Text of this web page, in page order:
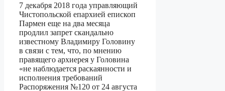
7 декабря 2018 года управляющий
Чистопольской епархией епископ
Пармен еще на два месяца
продлил запрет скандально
известному Владимиру Головину
в связи с тем, что, по мнению
правящего архиерея у Головина
«не наблюдается раскаянности и
исполнения требований
Распоряжения №120 от 24 августа